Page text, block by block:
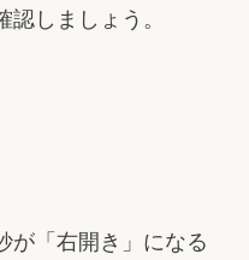
しましょう。
が「右開き」になる